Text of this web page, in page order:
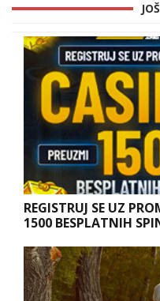
REGISTRUJ SE UZ
1500 BESPLATNIH